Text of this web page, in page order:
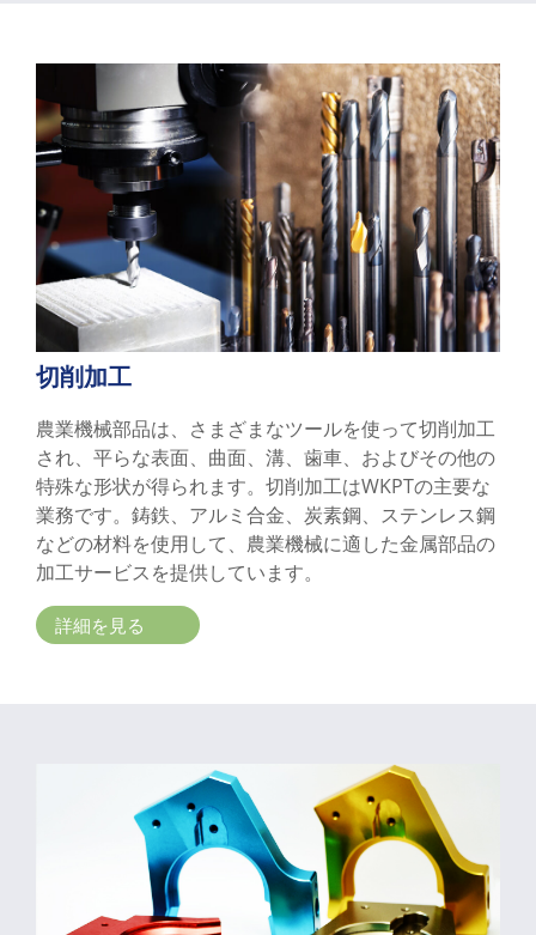
切削加工
農業機械部品は、さまざまなツールを使って切削加工
され、平らな表面、曲面、溝、歯車、およびその他の
特殊な形状が得られます。切削加工はWKPTの主要な
業務です。鋳鉄、アルミ合金、炭素鋼、ステンレス鋼
などの材料を使用して、農業機械に適した金属部品の
加工サービスを提供しています。
詳細を見る